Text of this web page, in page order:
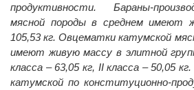
продуктивности. Бараны-
мясной породы в среднем имеют
105,53 кг. Овцематки катумской
имеют живую массу в элитной
класса – 63,05 кг, II класса – 50,05
катумской по конституционно-